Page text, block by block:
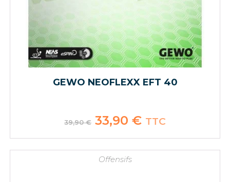
GEWO NEOFLEXX EFT 40
39,90€ Le
prix
était :
33,90 €Le
prix
est :
TTC
Offensifs